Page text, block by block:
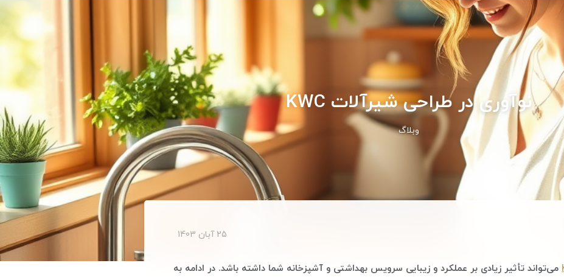
نوآوری در طراحی شیرآلات KWC
وبلاگ
25 آبان 1403
می‌تواند تأثیر زیادی بر عملکرد و زیبایی سرویس بهداشتی و آشپزخانه شما داشته باشد. در ادامه به